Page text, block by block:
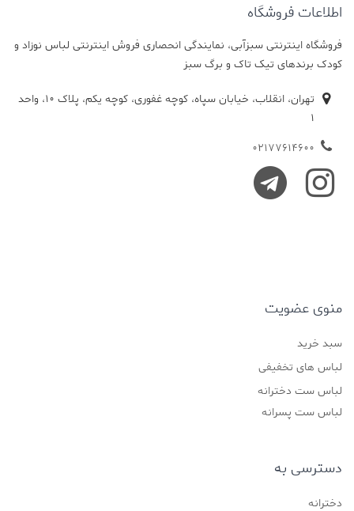
اطلاعات فروشگاه
فروشگاه اینترنتی سبزآبی، نمایندگی انحصاری فروش اینترنتی لباس نوزاد و
کودک برندهای تیک تاک و برگ سبز
تهران، انقلاب، خیابان سپاه، کوچه غفوری، کوچه یکم، پلاک 10، واحد
1
02177614600
منوی عضویت
سبد خرید
لباس های تخفیفی
لباس ست دخترانه
لباس ست پسرانه
دسترسی به
دخترانه